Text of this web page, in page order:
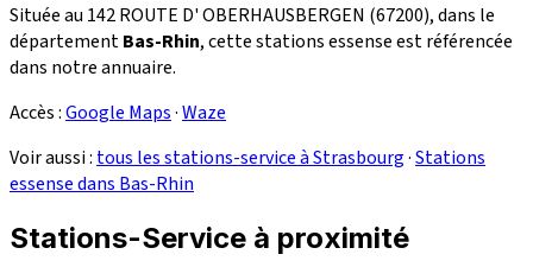
Située au 142 ROUTE D' OBERHAUSBERGEN (67200), dans le
départementBas-Rhin, cette stations essense est référencée
dans notre annuaire.
Accès :Google Maps·Waze
Voir aussi : tous les stations-service à Strasbourg·Stations
essense dans Bas-Rhin
Stations-Service à proximité